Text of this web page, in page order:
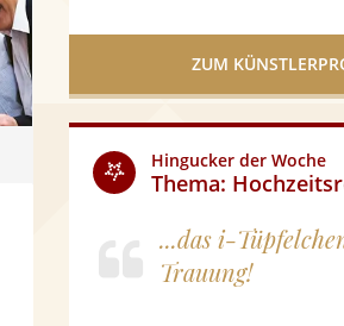
ZUM
Hingucker der Woche
Thema:
...das i-
Trauung!